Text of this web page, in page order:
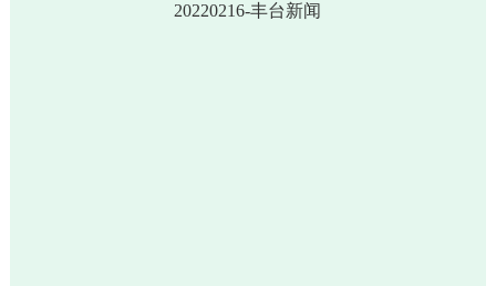
20220216-丰台新闻